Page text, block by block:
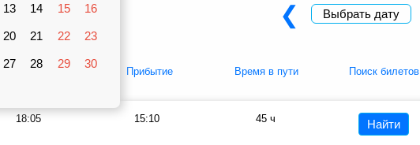
13 14 15 16
20 21 22 23
27 28 29 30
Вагоны
Купе
❮ Выбрать дату
Отправление Прибытие Время в пути Поиск билетов
18:05 15:10 45 ч Найти